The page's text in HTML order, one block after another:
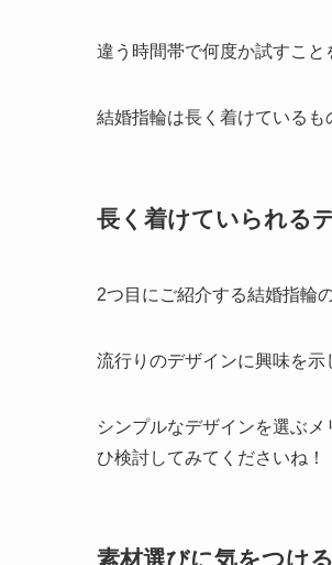
違う時間帯で何度か試すこと
結婚指輪は長く着けているも
長く着けていられる
2つ目にご紹介する結婚指輪
流行りのデザインに興味を示
シンプルなデザインを選ぶ
ひ検討してみてくださいね！
素材選びに気をつけ